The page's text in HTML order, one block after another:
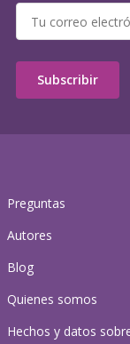
Preguntas
Autores
Blog
Quienes somos
Hechos y datos
Subscribir